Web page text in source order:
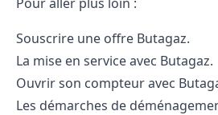
Souscrire une offre Butagaz.
La mise en service avec Butagaz.
Ouvrir son compteuravec
Les démarches de